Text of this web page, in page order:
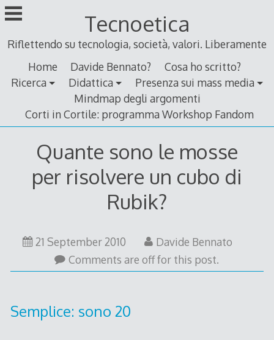
Skip
to
Tecnoetica
Riflettendo su tecnologia, società, valori. Liberamente
Home
Davide Bennato?
Cosa ho scritto?
Ricerca
Didattica
Presenza sui mass media
Mindmap degli argomenti
Corti in Cortile: programma Workshop Fandom
Quante sono le mosse
per risolvere un cubo di
Rubik?
21 September 2010
September
Davide Bennato
Comments are off for this post.
Semplice: sono 20